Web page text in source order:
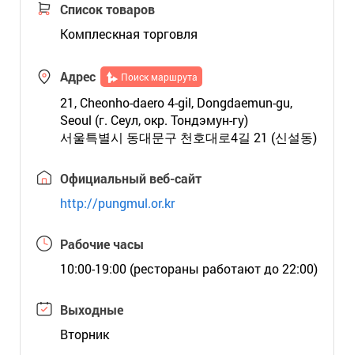
Список товаров
Комплескная торговля
Адрес Поиск маршрута
21, Cheonho-daero 4-gil, Dongdaemun-gu,
Seoul (г. Сеул, окр. Тондэмун-гу)
서울특별시 동대문구 천호대로4길 21 (신설동)
Официальный веб-сайт
http://pungmul.or.kr
Рабочие часы
10:00-19:00 (рестораны работают до 22:00)
Выходные
Вторник